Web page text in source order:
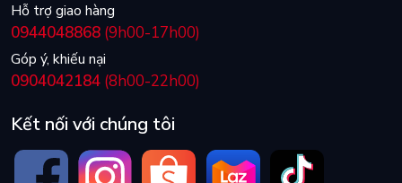
Hỗ trợ giao hàng
0944048868 (9h00-17h00)
Góp ý, khiếu nại
0904042184 (8h00-22h00)
Kết nối với chúng tôi